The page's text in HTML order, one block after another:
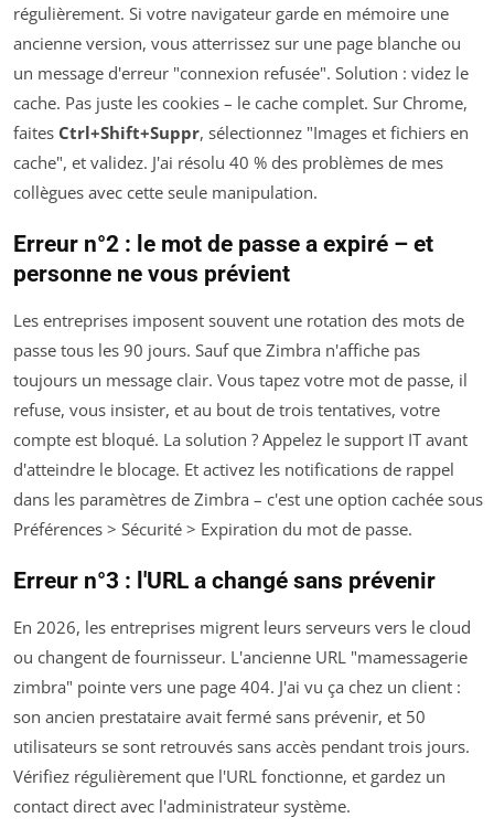
régulièrement. Si votre navigateur garde en mémoire une
ancienne version, vous atterrissez sur une page blanche ou
un message d'erreur "connexion refusée". Solution : videz le
cache. Pas juste les cookies – le cache complet. Sur Chrome,
faites Ctrl+Shift+Suppr, sélectionnez "Images et fichiers en
cache", et validez. J'ai résolu 40 % des problèmes de mes
collègues avec cette seule manipulation.
Erreur n°2 : le mot de passe a expiré – et
personne ne vous prévient
Les entreprises imposent souvent une rotation des mots de
passe tous les 90 jours. Sauf que Zimbra n'affiche pas
toujours un message clair. Vous tapez votre mot de passe, il
refuse, vous insister, et au bout de trois tentatives, votre
compte est bloqué. La solution ? Appelez le support IT avant
d'atteindre le blocage. Et activez les notifications de rappel
dans les paramètres de Zimbra – c'est une option cachée sous
Préférences > Sécurité > Expiration du mot de passe.
Erreur n°3 : l'URL a changé sans prévenir
En 2026, les entreprises migrent leurs serveurs vers le cloud
ou changent de fournisseur. L'ancienne URL "mamessagerie
zimbra" pointe vers une page 404. J'ai vu ça chez un client :
son ancien prestataire avait fermé sans prévenir, et 50
utilisateurs se sont retrouvés sans accès pendant trois jours.
Vérifiez régulièrement que l'URL fonctionne, et gardez un
contact direct avec l'administrateur système.